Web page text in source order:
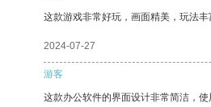
这款游戏非常好玩，画面精美，玩法
2024-07-27
游客
这款办公软件的界面设计非常简洁，